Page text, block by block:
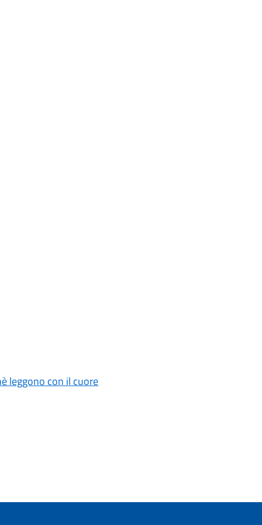
leggono con il cuore